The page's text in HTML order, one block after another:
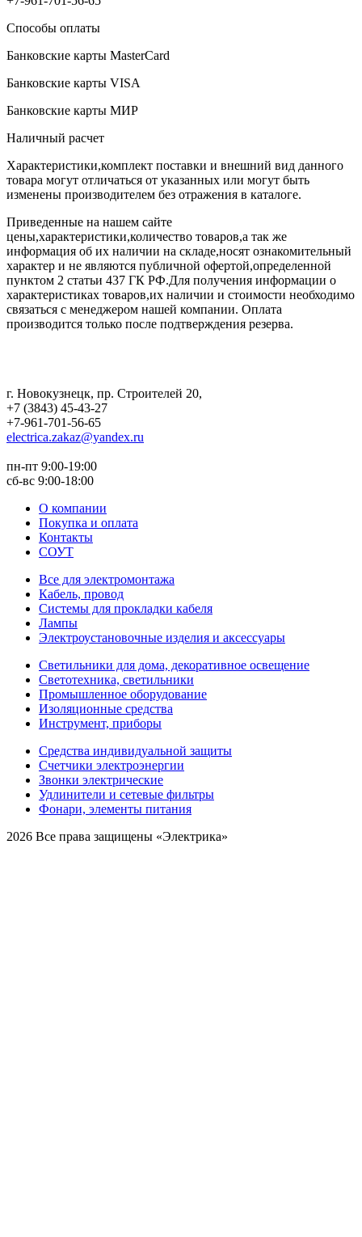
Способы оплаты
Банковские карты MasterCard
Банковские карты VISA
Банковские карты МИР
Наличный расчет
Характеристики,комплект поставки и внешний вид данного
товара могут отличаться от указанных или могут быть
изменены производителем без отражения в каталоге.
Приведенные на нашем сайте
цены,характеристики,количество товаров,а так же
информация об их наличии на складе,носят ознакомительный
характер и не являются публичной офертой,определенной
пунктом 2 статьи 437 ГК РФ.Для получения информации о
характеристиках товаров,их наличии и стоимости необходимо
связаться с менеджером нашей компании. Оплата
производится только после подтверждения резерва.
г. Новокузнецк, пр. Строителей 20,
+7 (3843) 45-43-27
+7-961-701-56-65
electrica.zakaz@yandex.ru
пн-пт 9:00-19:00
сб-вс 9:00-18:00
О компании
Покупка и оплата
Контакты
СОУТ
Все для электромонтажа
Кабель, провод
Системы для прокладки кабеля
Лампы
Электроустановочные изделия и аксессуары
Светильники для дома, декоративное освещение
Светотехника, светильники
Промышленное оборудование
Изоляционные средства
Инструмент, приборы
Средства индивидуальной защиты
Счетчики электроэнергии
Звонки электрические
Удлинители и сетевые фильтры
Фонари, элементы питания
2026 Все права защищены «Электрика»